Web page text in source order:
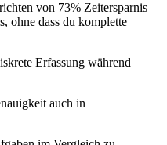
von 73% Zeitersparnis
ohne dass du komplette
Erfassung während
auch in